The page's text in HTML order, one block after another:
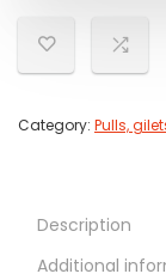
Category: Pulls,
Description
Additional